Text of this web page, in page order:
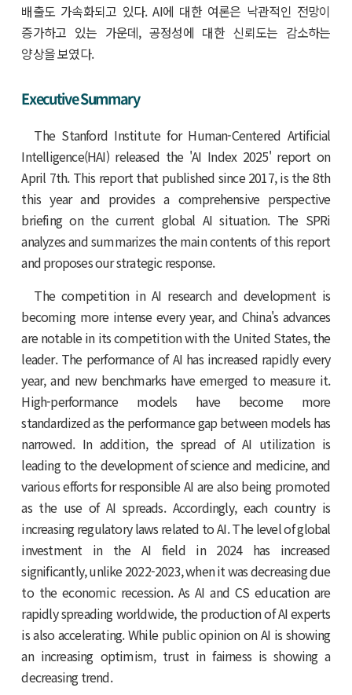
배출도 가속화되고 있다. AI에 대한 여론은 낙관적인 전망이
증가하고 있는 가운데, 공정성에 대한 신뢰도는 감소하는
양상을 보였다.
Executive Summary
The Stanford Institute for Human-Centered Artificial
Intelligence(HAI) released the 'AI Index 2025' report on
April 7th. This report that published since 2017, is the 8th
this year and provides a comprehensive perspective
briefing on the current global AI situation. The SPRi
analyzes and summarizes the main contents of this report
and proposes our strategic response.
The competition in AI research and development is
becoming more intense every year, and China's advances
are notable in its competition with the United States, the
leader. The performance of AI has increased rapidly every
year, and new benchmarks have emerged to measure it.
High-performance models have become more
standardized as the performance gap between models has
narrowed. In addition, the spread of AI utilization is
leading to the development of science and medicine, and
various efforts for responsible AI are also being promoted
as the use of AI spreads. Accordingly, each country is
increasing regulatory laws related to AI. The level of global
investment in the AI ​​field in 2024 has increased
significantly, unlike 2022-2023, when it was decreasing due
to the economic recession. As AI and CS education are
rapidly spreading worldwide, the production of AI experts
is also accelerating. While public opinion on AI is showing
an increasing optimism, trust in fairness is showing a
decreasing trend.